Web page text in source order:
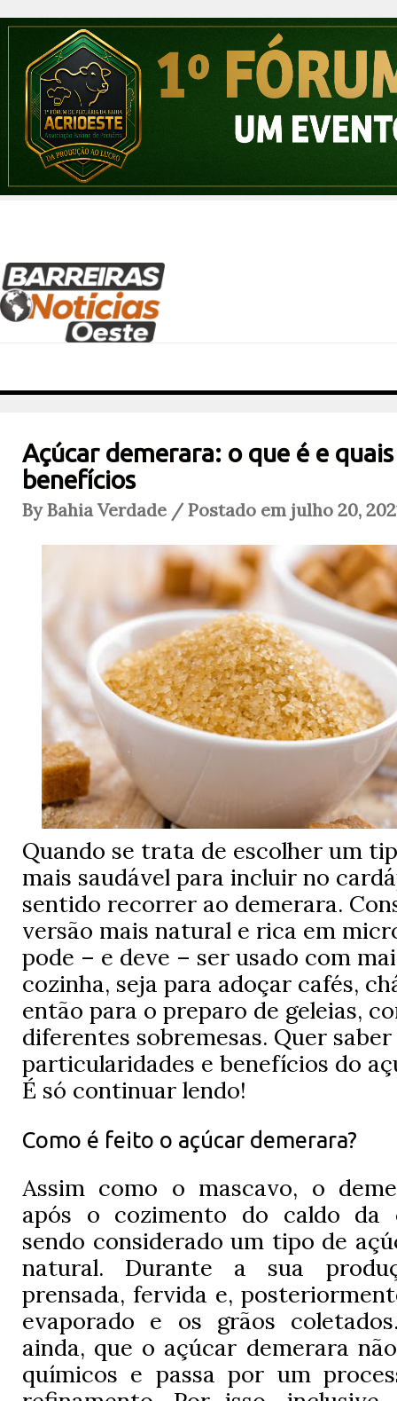
Açúcar demerara: o que é e quais
benefícios
By Bahia Verdade / Postado em julho 20,
Quando se trata de escolher um
mais saudável para incluir no
sentido recorrer ao demerara.
versão mais natural e rica em
pode – e deve – ser usado com
cozinha, seja para adoçar cafés,
então para o preparo de geleias,
diferentes sobremesas. Quer
particularidades e benefícios do
É só continuar lendo!
Como é feito o açúcar demerara?
Assim como o mascavo, o
após o cozimento do caldo da
sendo considerado um tipo de
natural. Durante a sua
prensada, fervida e,
evaporado e os grãos
ainda, que o açúcar demerara
químicos e passa por um